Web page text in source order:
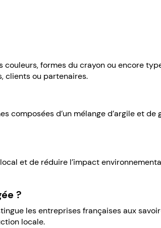
formes du crayon ou encore
clients ou partenaires.
d’un mélange d’argile et de
et de réduire l’impact
?
les entreprises françaises aux
locale.